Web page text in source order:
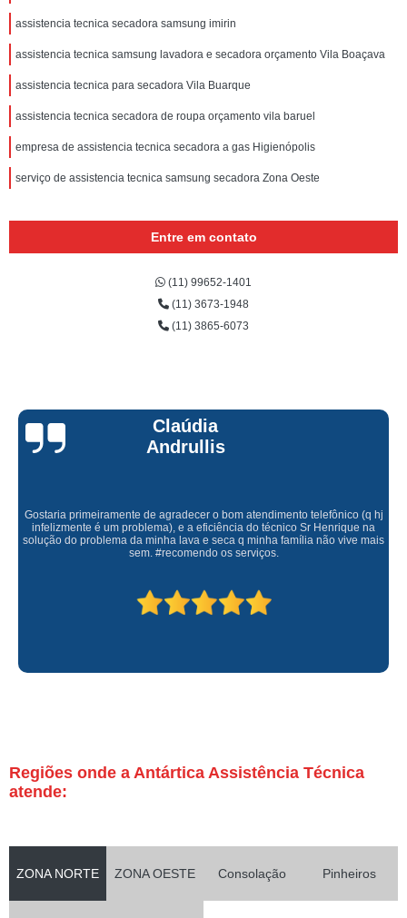
assistencia tecnica secadora samsung imirin
assistencia tecnica samsung lavadora e secadora orçamento Vila Boaçava
assistencia tecnica para secadora Vila Buarque
assistencia tecnica secadora de roupa orçamento vila baruel
empresa de assistencia tecnica secadora a gas Higienópolis
serviço de assistencia tecnica samsung secadora Zona Oeste
Entre em contato
(11) 99652-1401
(11) 3673-1948
(11) 3865-6073
Claúdia
Andrullis
Gostaria primeiramente de agradecer o bom atendimento telefônico (q hj
infelizmente é um problema), e a eficiência do técnico Sr Henrique na
solução do problema da minha lava e seca q minha família não vive mais
sem. #recomendo os serviços.
Regiões onde a Antártica Assistência Técnica
atende:
ZONA NORTE ZONA OESTE Consolação Pinheiros